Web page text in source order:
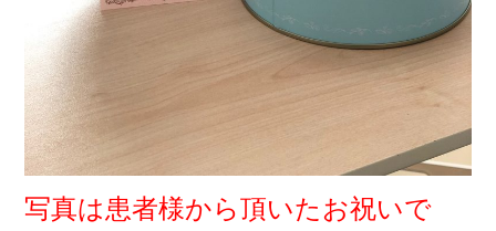
写真は患者様から頂いたお祝いで